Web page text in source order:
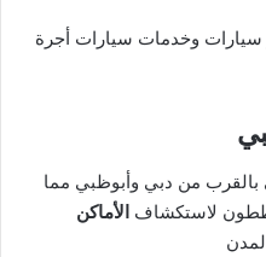
سيارات وخدمات سيارات أجرة
بالقرب من دبي وأبوظبي مما
لاستكشاف الأماكن